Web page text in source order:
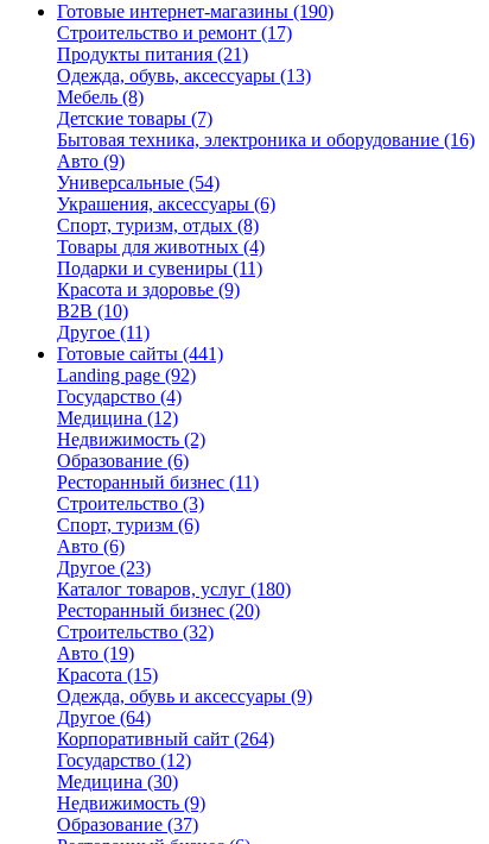
Готовые интернет-магазины (190)
Строительство и ремонт (17)
Продукты питания (21)
Одежда, обувь, аксессуары (13)
Мебель (8)
Детские товары (7)
Бытовая техника, электроника и оборудование (16)
Авто (9)
Универсальные (54)
Украшения, аксессуары (6)
Спорт, туризм, отдых (8)
Товары для животных (4)
Подарки и сувениры (11)
Красота и здоровье (9)
B2B (10)
Другое (11)
Готовые сайты (441)
Landing page (92)
Государство (4)
Медицина (12)
Недвижимость (2)
Образование (6)
Ресторанный бизнес (11)
Строительство (3)
Спорт, туризм (6)
Авто (6)
Другое (23)
Каталог товаров, услуг (180)
Ресторанный бизнес (20)
Строительство (32)
Авто (19)
Красота (15)
Одежда, обувь и аксессуары (9)
Другое (64)
Корпоративный сайт (264)
Государство (12)
Медицина (30)
Недвижимость (9)
Образование (37)